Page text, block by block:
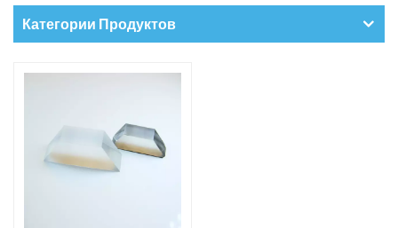
Категории Продуктов